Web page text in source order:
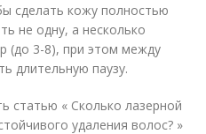
сделать кожу полностью
не одну, а несколько
(до 3-8), при этом между
длительную паузу.
статью « Сколько лазерной
удаления волос? »